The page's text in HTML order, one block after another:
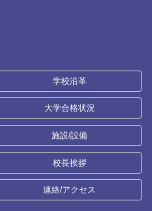
学校沿革
大学合格状況
施設/設備
校長挨拶
連絡/アクセス